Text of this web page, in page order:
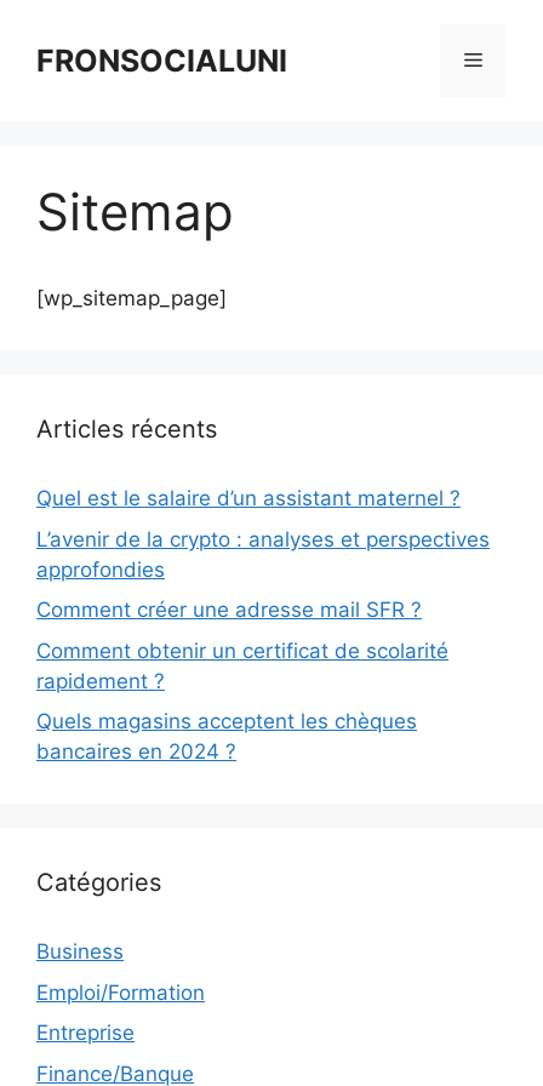
contenuFRONSOCIALUNI Menu
Sitemap
[wp_sitemap_page]
Articles récents
Quel est le salaire d’un assistant maternel ?
L’avenir de la crypto : analyses et perspectives
approfondies
Comment créer une adresse mail SFR ?
Comment obtenir un certificat de scolarité
rapidement ?
Quels magasins acceptent les chèques
bancaires en 2024 ?
Catégories
Business
Emploi/Formation
Entreprise
Finance/Banque